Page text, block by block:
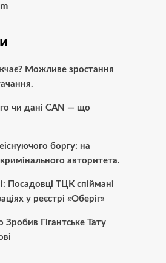
Можливе зростання
чи дані CAN — що
боргу: на
авторитета.
Посадовці ТЦК спіймані
у реєстрі «Оберіг»
Гігантське Тату